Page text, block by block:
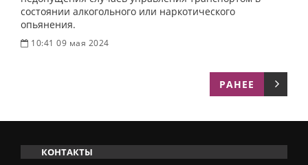
состоянии алкогольного или наркотического
опьянения.
10:41 09 мая 2024
РАНЕЕ
КОНТАКТЫ